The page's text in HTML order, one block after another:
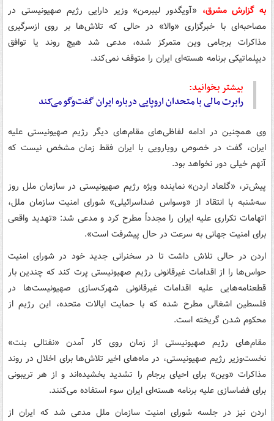
به گزارش مشرق، «آویگدور لیبرمن» وزیر دارایی رژیم صهیونیستی در
مصاحبه‌ای با خبرگزاری «والا» در حالی که تلاش‌ها بر روی ازسرگیری
مذاکرات برجامی وین متمرکز شده، مدعی شد هیچ روند یا توافق
دیپلماتیکی برنامه هسته‌ای ایران را متوقف نمی‌کند.
بیشتر بخوانید:
رابرت مالی با متحدان اروپایی درباره ایران گفت‌وگو می‌کند
وی همچنین در ادامه لفاظی‌های مقام‌های دیگر رژیم صهیونیستی علیه
ایران، گفت در خصوص رویارویی با ایران فقط زمان مشخص نیست که
آنهم خیلی دور نخواهد بود.
پیش‌تر، «گلعاد اردن» نماینده ویژه رژیم صهیونیستی در سازمان ملل روز
سه‌شنبه با انتقاد از «وسواس ضداسرائیلی» شورای امنیت سازمان ملل،
اتهامات تکراری علیه ایران را مجدداً‌ مطرح کرد و مدعی شد: «تهدید واقعی
برای امنیت جهانی به سرعت در حال پیشرفت است».
اردن در حالی تلاش داشت تا در سخنرانی جدید خود در شورای امنیت
حواس‌ها را از اقدامات غیرقانونی رژیم صهیونیستی پرت کند که چندین بار
قطعنامه‌هایی علیه اقدامات غیرقانونی شهرک‌سازی صهیونیست‌ها در
فلسطین اشغالی مطرح شده که با حمایت ایالات متحده، این رژیم از
محکوم شدن گریخته است.
مقام‌های رژیم صهیونیستی از زمان روی کار آمدن «نفتالی بنت»
نخست‌وزیر رژیم صهیونیستی، در ماه‌های اخیر تلاش‌ها برای اخلال در روند
مذاکرات «وین» برای احیای برجام را تشدید بخشیده‌اند و از هر تریبونی
برای فضاسازی علیه برنامه هسته‌ای ایران سوء استفاده می‌کنند.
اردن نیز در جلسه شورای امنیت سازمان ملل مدعی شد که ایران از